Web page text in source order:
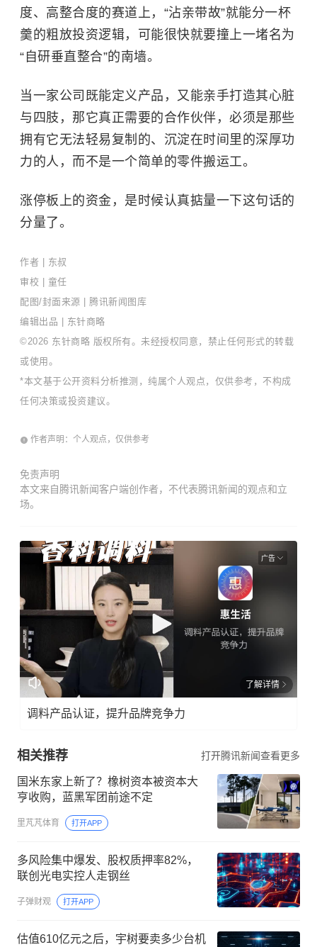
度、高整合度的赛道上，“沾亲带故”就能分一杯
羹的粗放投资逻辑，可能很快就要撞上一堵名为
“自研垂直整合”的南墙。
当一家公司既能定义产品，又能亲手打造其心脏
与四肢，那它真正需要的合作伙伴，必须是那些
拥有它无法轻易复制的、沉淀在时间里的深厚功
力的人，而不是一个简单的零件搬运工。
涨停板上的资金，是时候认真掂量一下这句话的
分量了。
作者 | 东叔
审校 | 童任
配图/封面来源 | 腾讯新闻图库
编辑出品 | 东针商略
©2026 东针商略 版权所有。未经授权同意，禁止任何形式的转载
或使用。
*本文基于公开资料分析推测，纯属个人观点，仅供参考，不构成
任何决策或投资建议。
作者声明：个人观点，仅供参考
免责声明
本文来自腾讯新闻客户端创作者，不代表腾讯新闻的观点和立
场。
广告
了解详情
调料产品认证，提升品牌竞争力
相关推荐 打开腾讯新闻查看更多
国米东家上新了？橡树资本被资本大
亨收购，蓝黑军团前途不定
里芃芃体育 打开APP
多风险集中爆发、股权质押率82%，
联创光电实控人走钢丝
子弹财观 打开APP
估值610亿元之后，宇树要卖多少台机